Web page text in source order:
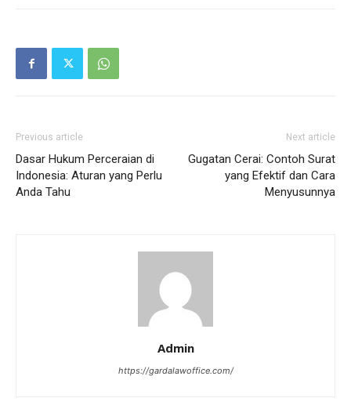
Previous article
Dasar Hukum Perceraian di
Indonesia: Aturan yang Perlu
Anda Tahu
Next article
Gugatan Cerai: Contoh Surat
yang Efektif dan Cara
Menyusunnya
Admin
https://gardalawoffice.com/